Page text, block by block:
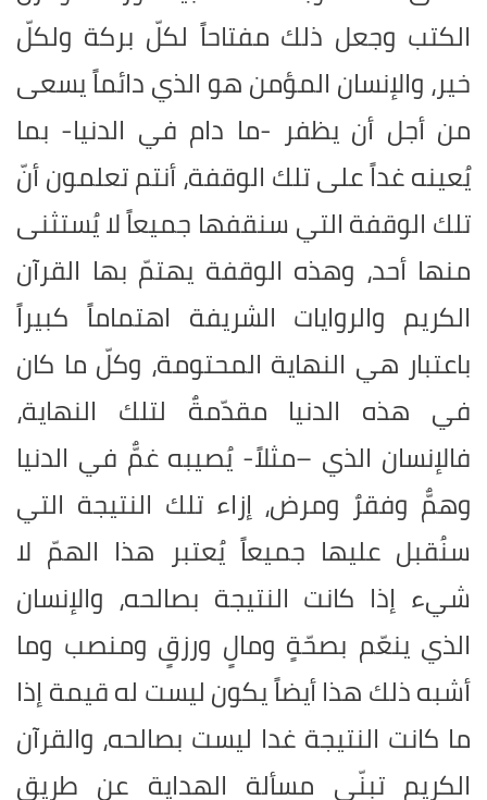
الكتب وجعل ذلك مفتاحاً لكلّ بركة ولكلّ
خير، والإنسان المؤمن هو الذي دائماً يسعى
من أجل أن يظفر -ما دام في الدنيا- بما
يُعينه غداً على تلك الوقفة، أنتم تعلمون أنّ
تلك الوقفة التي سنقفها جميعاً لا يُستثنى
منها أحد، وهذه الوقفة يهتمّ بها القرآن
الكريم والروايات الشريفة اهتماماً كبيراً
باعتبار هي النهاية المحتومة، وكلّ ما كان
في هذه الدنيا مقدّمةٌ لتلك النهاية،
فالإنسان الذي –مثلاً- يُصيبه غمٌّ في الدنيا
وهمٌّ وفقرٌ ومرض، إزاء تلك النتيجة التي
سنُقبل عليها جميعاً يُعتبر هذا الهمّ لا
شيء إذا كانت النتيجة بصالحه، والإنسان
الذي ينعّم بصحّةٍ ومالٍ ورزقٍ ومنصب وما
أشبه ذلك هذا أيضاً يكون ليست له قيمة إذا
ما كانت النتيجة غدا ليست بصالحه، والقرآن
الكريم تبنّى مسألة الهداية عن طريق